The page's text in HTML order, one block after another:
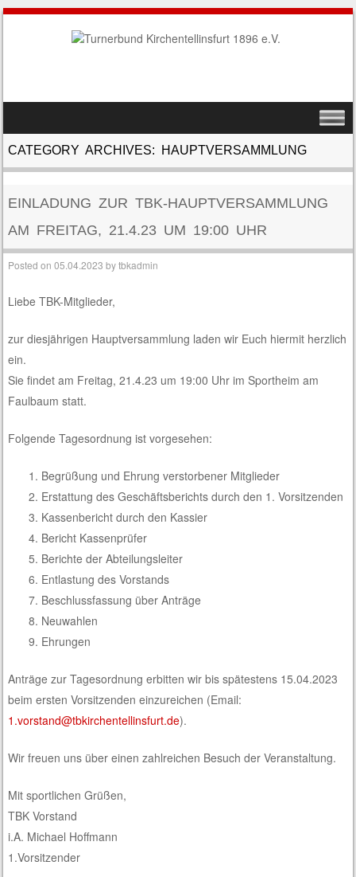
MENU
CATEGORY ARCHIVES: HAUPTVERSAMMLUNG
EINLADUNG ZUR TBK-HAUPTVERSAMMLUNG
AM FREITAG, 21.4.23 UM 19:00 UHR
Posted on05.04.2023 bytbkadmin
Liebe TBK-Mitglieder,
zur diesjährigen Hauptversammlung laden wir Euch hiermit herzlich
ein.
Sie findet am Freitag, 21.4.23 um 19:00 Uhr im Sportheim am
Faulbaum statt.
Folgende Tagesordnung ist vorgesehen:
Begrüßung und Ehrung verstorbener Mitglieder
Erstattung des Geschäftsberichts durch den 1. Vorsitzenden
Kassenbericht durch den Kassier
Bericht Kassenprüfer
Berichte der Abteilungsleiter
Entlastung des Vorstands
Beschlussfassung über Anträge
Neuwahlen
Ehrungen
Anträge zur Tagesordnung erbitten wir bis spätestens 15.04.2023
beim ersten Vorsitzenden einzureichen (Email:
1.vorstand@tbkirchentellinsfurt.de).
Wir freuen uns über einen zahlreichen Besuch der Veranstaltung.
Mit sportlichen Grüßen,
TBK Vorstand
i.A. Michael Hoffmann
1.Vorsitzender